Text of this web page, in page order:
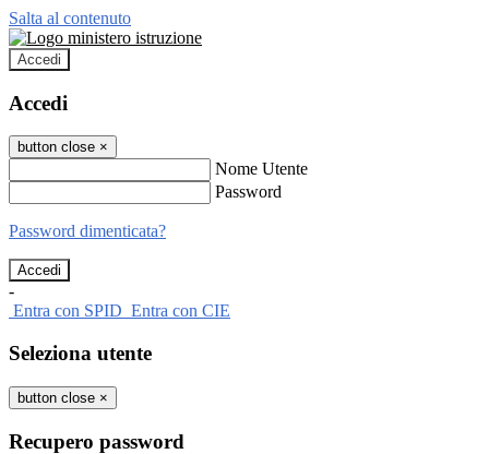
Salta al contenuto
Accedi
Accedi
button close ×
Nome Utente
Password
Password dimenticata?
-
Entra con SPID Entra con CIE
Seleziona utente
button close ×
Recupero password